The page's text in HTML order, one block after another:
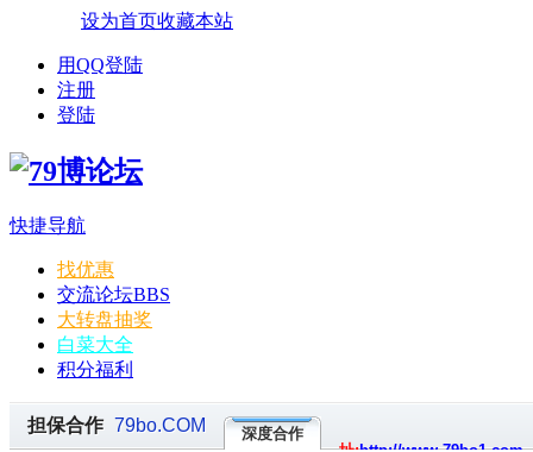
设为首页收藏本站
用QQ登陆
注册
登陆
快捷导航
找优惠
交流论坛BBS
大转盘抽奖
白菜大全
积分福利